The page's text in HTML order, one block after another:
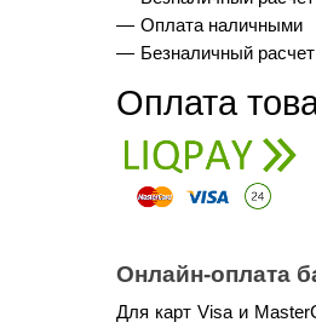
Оплата наличными
Безналичный
Оплата
Онлайн-оплата
Для карт Visa и